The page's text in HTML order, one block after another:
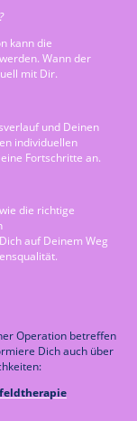
kann die
Wann der
mit Dir.
und Deinen
individuellen
Fortschritte an.
die richtige
auf Deinem Weg
Operation betreffen
Dich auch über